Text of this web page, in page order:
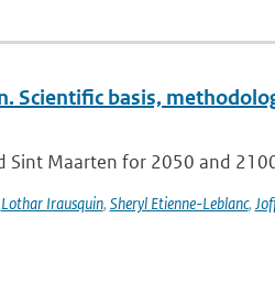
Scientific basis,
Sint Maarten for 2050 and
Lothar Irausquin, Sheryl Etienne-Leblanc,